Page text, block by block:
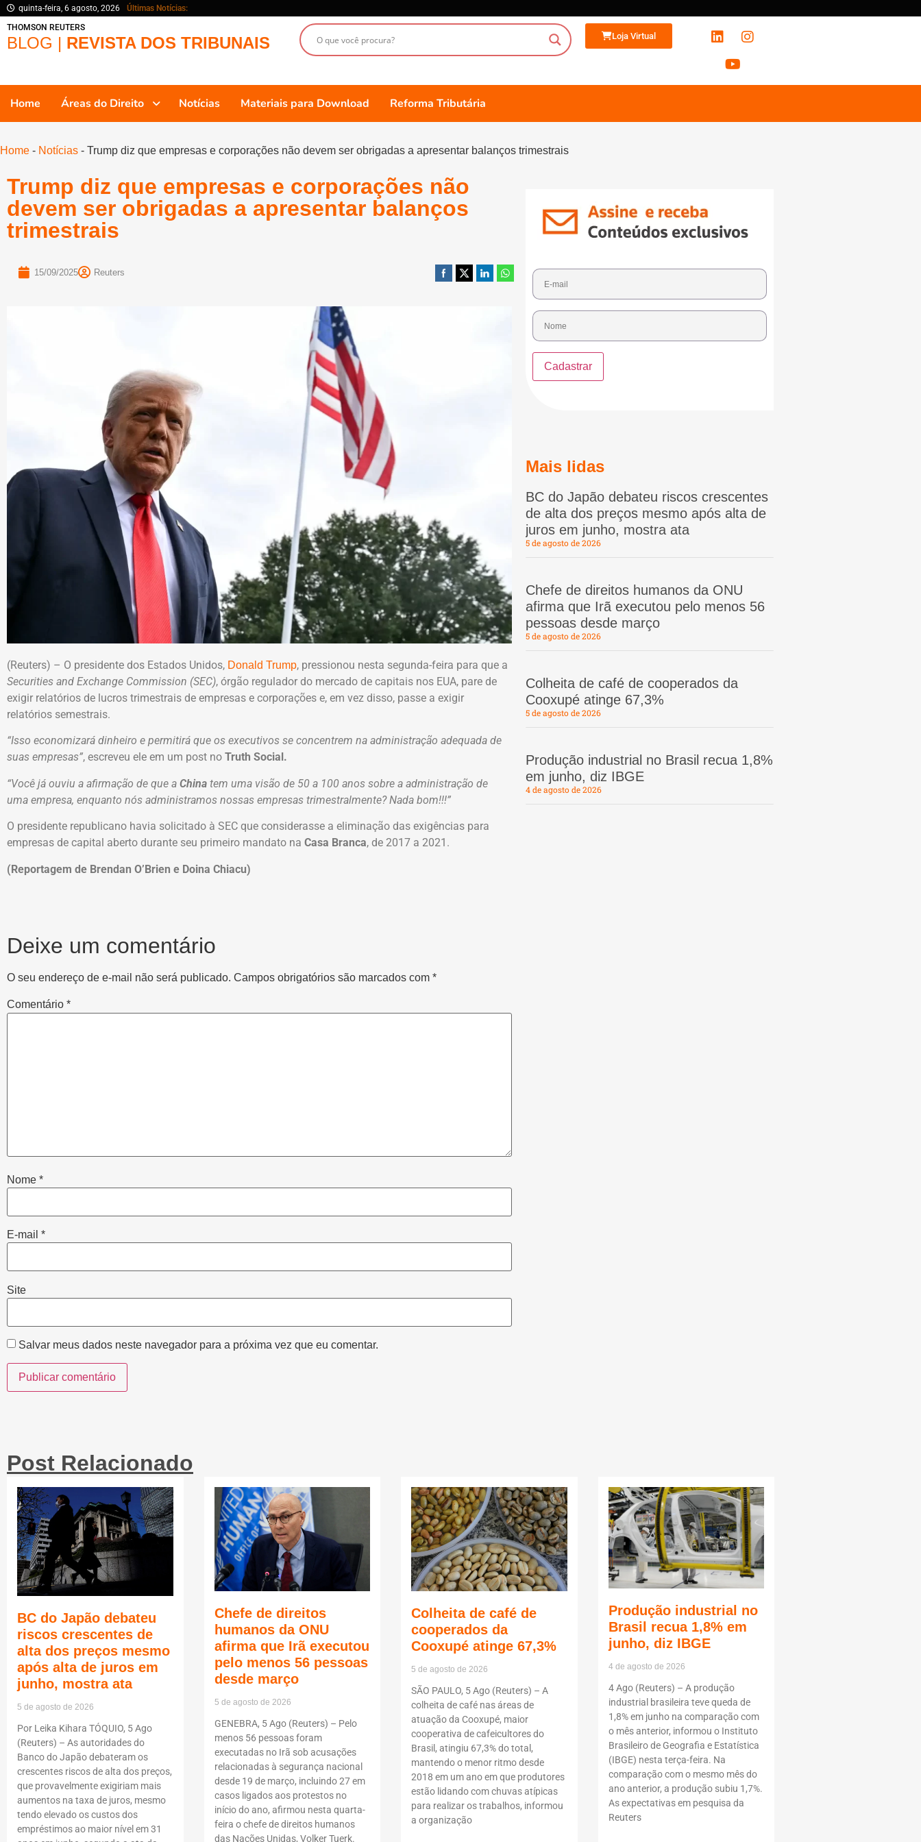
quinta-feira, 6 agosto, 2026
Últimas Notícias:
THOMSON REUTERS
BLOG | REVISTA DOS TRIBUNAIS Loja Virtual
Home Áreas do Direito Notícias Materiais para Download Reforma Tributária
Home - Notícias - Trump diz que empresas e corporações não devem ser obrigadas a apresentar balanços trimestrais
Trump diz que empresas e corporações não
devem ser obrigadas a apresentar balanços
trimestrais
15/09/2025 Reuters
(Reuters) – O presidente dos Estados Unidos, Donald Trump, pressionou nesta segunda-feira para que a
Securities and Exchange Commission (SEC), órgão regulador do mercado de capitais nos EUA, pare de
exigir relatórios de lucros trimestrais de empresas e corporações e, em vez disso, passe a exigir
relatórios semestrais.
“Isso economizará dinheiro e permitirá que os executivos se concentrem na administração adequada de
suas empresas”, escreveu ele em um post no Truth Social.
“Você já ouviu a afirmação de que a China tem uma visão de 50 a 100 anos sobre a administração de
uma empresa, enquanto nós administramos nossas empresas trimestralmente? Nada bom!!!”
O presidente republicano havia solicitado à SEC que considerasse a eliminação das exigências para
empresas de capital aberto durante seu primeiro mandato na Casa Branca, de 2017 a 2021.
(Reportagem de Brendan O’Brien e Doina Chiacu)
Deixe um comentário
O seu endereço de e-mail não será publicado. Campos obrigatórios são marcados com *
Comentário *
Nome *
E-mail *
Site
Salvar meus dados neste navegador para a próxima vez que eu comentar.
Mais lidas
BC do Japão debateu riscos crescentes
de alta dos preços mesmo após alta de
juros em junho, mostra ata
5 de agosto de 2026
Chefe de direitos humanos da ONU
afirma que Irã executou pelo menos 56
pessoas desde março
5 de agosto de 2026
Colheita de café de cooperados da
Cooxupé atinge 67,3%
5 de agosto de 2026
Produção industrial no Brasil recua 1,8%
em junho, diz IBGE
4 de agosto de 2026
Post Relacionado
BC do Japão debateu
riscos crescentes de
alta dos preços mesmo
após alta de juros em
junho, mostra ata
5 de agosto de 2026
Por Leika Kihara TÓQUIO, 5 Ago
(Reuters) – As autoridades do
Banco do Japão debateram os
crescentes riscos de alta dos preços,
que provavelmente exigiriam mais
aumentos na taxa de juros, mesmo
tendo elevado os custos dos
empréstimos ao maior nível em 31
Chefe de direitos
humanos da ONU
afirma que Irã executou
pelo menos 56 pessoas
desde março
5 de agosto de 2026
GENEBRA, 5 Ago (Reuters) – Pelo
menos 56 pessoas foram
executadas no Irã sob acusações
relacionadas à segurança nacional
desde 19 de março, incluindo 27 em
casos ligados aos protestos no
início do ano, afirmou nesta quarta-
feira o chefe de direitos humanos
das Nações Unidas, Volker Tuerk.
Colheita de café de
cooperados da
Cooxupé atinge 67,3%
5 de agosto de 2026
SÃO PAULO, 5 Ago (Reuters) – A
colheita de café nas áreas de
atuação da Cooxupé, maior
cooperativa de cafeicultores do
Brasil, atingiu 67,3% do total,
mantendo o menor ritmo desde
2018 em um ano em que produtores
estão lidando com chuvas atípicas
para realizar os trabalhos, informou
a organização
Produção industrial no
Brasil recua 1,8% em
junho, diz IBGE
4 de agosto de 2026
4 Ago (Reuters) – A produção
industrial brasileira teve queda de
1,8% em junho na comparação com
o mês anterior, informou o Instituto
Brasileiro de Geografia e Estatística
(IBGE) nesta terça-feira. Na
comparação com o mesmo mês do
ano anterior, a produção subiu 1,7%.
As expectativas em pesquisa da
Reuters